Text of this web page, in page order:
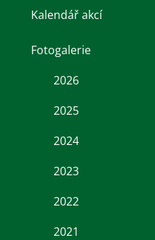
Kalendář akcí
Fotogalerie
2026
2025
2024
2023
2022
2021